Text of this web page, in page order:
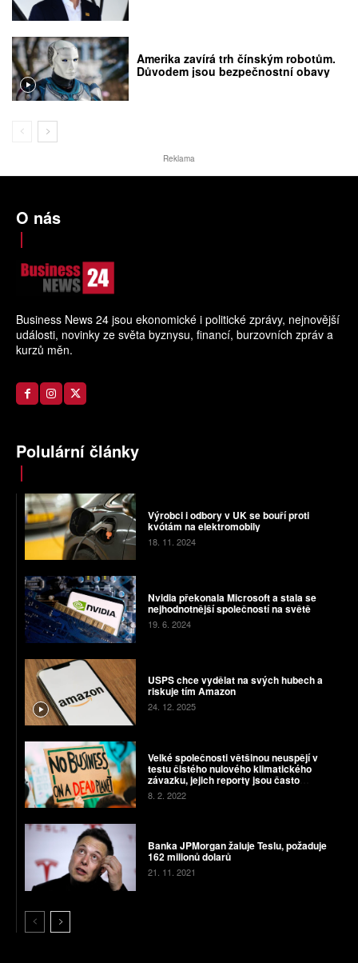
Amerika zavírá trh čínským robotům.
Důvodem jsou bezpečnostní obavy
Reklama
O nás
Business News 24 jsou ekonomické i politické zprávy, nejnovější
události, novinky ze světa byznysu, financí, burzovních zpráv a
kurzů měn.
Polulární články
Výrobci i odbory v UK se bouří proti
kvótám na elektromobily
18. 11. 2024
Nvidia překonala Microsoft a stala se
nejhodnotnější společností na světě
19. 6. 2024
USPS chce vydělat na svých hubech a
riskuje tím Amazon
24. 12. 2025
Velké společnosti většinou neuspějí v
testu čistého nulového klimatického
závazku, jejich reporty jsou často
zavádějící
8. 2. 2022
Banka JPMorgan žaluje Teslu, požaduje
162 milionů dolarů
21. 11. 2021